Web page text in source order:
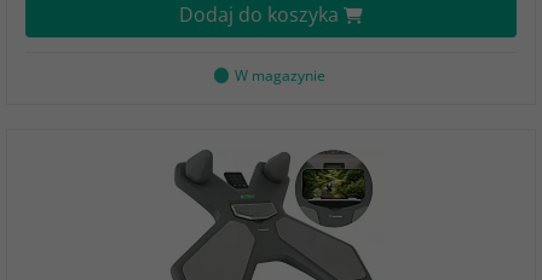
Dodaj do koszyka
W magazynie